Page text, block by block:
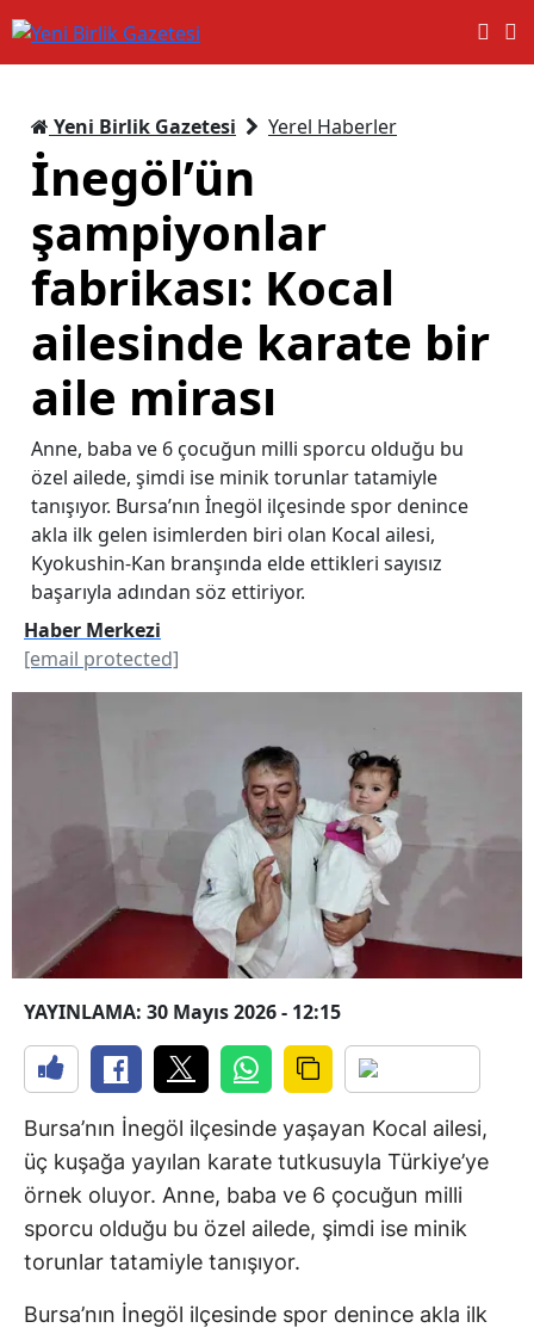
Yeni Birlik Gazetesi Yerel Haberler
İnegöl’ün
şampiyonlar
fabrikası: Kocal
ailesinde karate bir
aile mirası
Anne, baba ve 6 çocuğun milli sporcu olduğu bu
özel ailede, şimdi ise minik torunlar tatamiyle
tanışıyor. Bursa’nın İnegöl ilçesinde spor denince
akla ilk gelen isimlerden biri olan Kocal ailesi,
Kyokushin-Kan branşında elde ettikleri sayısız
başarıyla adından söz ettiriyor.
Haber Merkezi
[email protected]
YAYINLAMA: 30 Mayıs 2026 - 12:15
Bursa’nın İnegöl ilçesinde yaşayan Kocal ailesi,
üç kuşağa yayılan karate tutkusuyla Türkiye’ye
örnek oluyor. Anne, baba ve 6 çocuğun milli
sporcu olduğu bu özel ailede, şimdi ise minik
torunlar tatamiyle tanışıyor.
Bursa’nın İnegöl ilçesinde spor denince akla ilk